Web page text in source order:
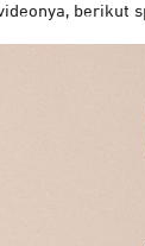
berikut